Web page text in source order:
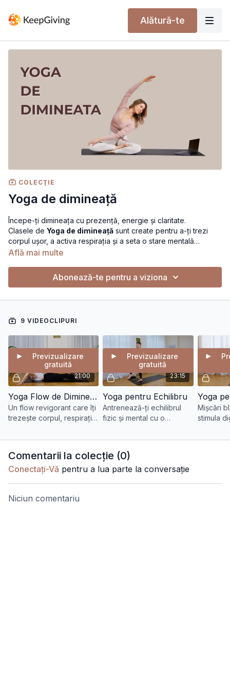
Alătură-te
COLECŢIE
Yoga de dimineață
Începe-ți dimineața cu prezență, energie și claritate.
Clasele de Yoga de dimineață sunt create pentru a-ți trezi
corpul ușor, a activa respirația și a seta o stare mentală
pozitivă pentru întreaga zi.
aceste practici te ajută să-ți deschizi corpul, să-ți calmezi
mintea și să-ți găsești centrul interior.
care să te facă să te simți bine — calm(ă), echilibrat(ă) și
Află mai multe
Abonează-te pentru a viziona
9 VIDEOCLIPURI
21:00
Previzualizare
gratuită
Yoga Flow de Dimineața
Un flow revigorant care îți
trezește corpul, respirația
prezență, energie și
23:15
Previzualizare
gratuită
Yoga pentru Echilibru
Antrenează-ți echilibrul
fizic și mental cu o
te ajută să te recentrezi și
Yoga
Mișcări
stimula
echilibrul
Comentarii la colecție (0)
Conectați-Vă pentru a lua parte la conversație
Niciun comentariu